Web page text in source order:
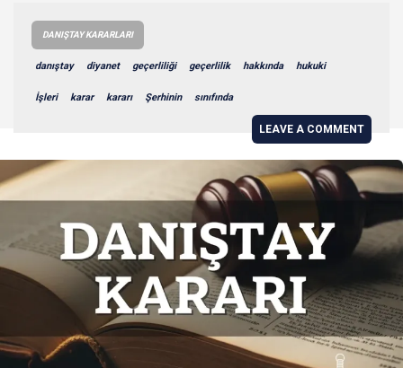
DANIŞTAY KARARLARI
danıştay diyanet geçerliliği geçerlilik hakkında hukuki
İşleri karar kararı Şerhinin sınıfında
LEAVE A COMMENT